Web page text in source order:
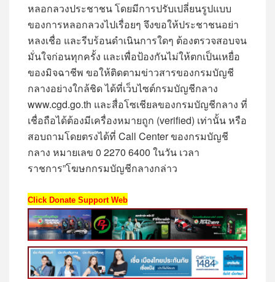
หลอกลวงประชาชน โดยมีการปรับเปลี่ยนรูปแบบ
ของการหลอกลวงไปเรื่อยๆ จึงขอให้ประชาชนอย่า
หลงเชื่อ และรีบร้อนดำเนินการใดๆ ต้องตรวจสอบจน
มั่นใจก่อนทุกครั้ง และเพื่อป้องกันไม่ให้ตกเป็นเหยื่อ
ของมิจฉาชีพ ขอให้ติดตามข่าวสารของกรมบัญชี
กลางอย่างใกล้ชิด ได้ที่เว็บไซต์กรมบัญชีกลาง
www.cgd.go.th และสื่อโซเชียลของกรมบัญชีกลาง ที่
เชื่อถือได้ต้องมีเครื่องหมายถูก (verified) เท่านั้น หรือ
สอบถามโดยตรงได้ที่ Call Center ของกรมบัญชี
กลาง หมายเลข 0 2270 6400 ในวัน เวลา
ราชการ”โฆษกกรมบัญชีกลางกล่าว
Click Donate Support Web